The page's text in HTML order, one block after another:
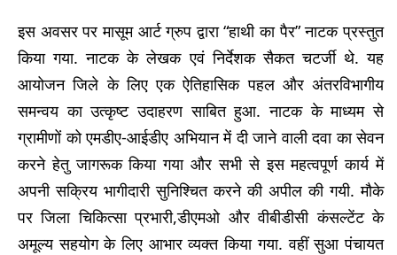
इस अवसर पर मासूम आर्ट ग्रुप द्वारा “हाथी का पैर” नाटक प्रस्तुत
किया गया. नाटक के लेखक एवं निर्देशक सैकत चटर्जी थे. यह
आयोजन जिले के लिए एक ऐतिहासिक पहल और अंतरविभागीय
समन्वय का उत्कृष्ट उदाहरण साबित हुआ. नाटक के माध्यम से
ग्रामीणों को एमडीए-आईडीए अभियान में दी जाने वाली दवा का सेवन
करने हेतु जागरूक किया गया और सभी से इस महत्वपूर्ण कार्य में
अपनी सक्रिय भागीदारी सुनिश्चित करने की अपील की गयी. मौके
पर जिला चिकित्सा प्रभारी,डीएमओ और वीबीडीसी कंसल्टेंट के
अमूल्य सहयोग के लिए आभार व्यक्त किया गया. वहीं सुआ पंचायत